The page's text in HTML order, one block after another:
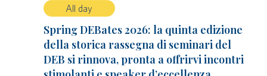
All day
Spring DEBates 2026: la quinta edizione
della storica rassegna di seminari del
DEB si rinnova, pronta a offrirvi incontri